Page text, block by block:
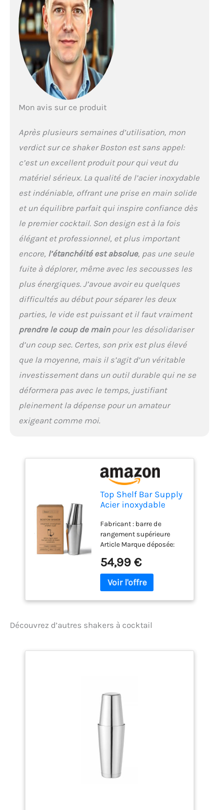
Mon avis sur ce produit
Après plusieurs semaines d’utilisation, mon
verdict sur ce shaker Boston est sans appel:
c’est un excellent produit pour qui veut du
matériel sérieux. La qualité de l’acier inoxydable
est indéniable, offrant une prise en main solide
et un équilibre parfait qui inspire confiance dès
le premier cocktail. Son design est à la fois
élégant et professionnel, et plus important
encore, l’étanchéité est absolue, pas une seule
fuite à déplorer, même avec les secousses les
plus énergiques. J’avoue avoir eu quelques
difficultés au début pour séparer les deux
parties, le vide est puissant et il faut vraiment
prendre le coup de mainpour les désolidariser
d’un coup sec. Certes, son prix est plus élevé
que la moyenne, mais il s’agit d’un véritable
investissement dans un outil durable qui ne se
déformera pas avec le temps, justifiant
pleinement la dépense pour un amateur
exigeant comme moi.
Top Shelf Bar Supply
Acier inoxydable
pièces: shaker
professionnel
cocktail barman Et
18 oz 28 oz acier
inoxydable
Fabricant : barre de
rangement supérieure
Article Marque déposée:
Matériau : acier inoxydable
54,99 €
Découvrez d’autres shakers à cocktail